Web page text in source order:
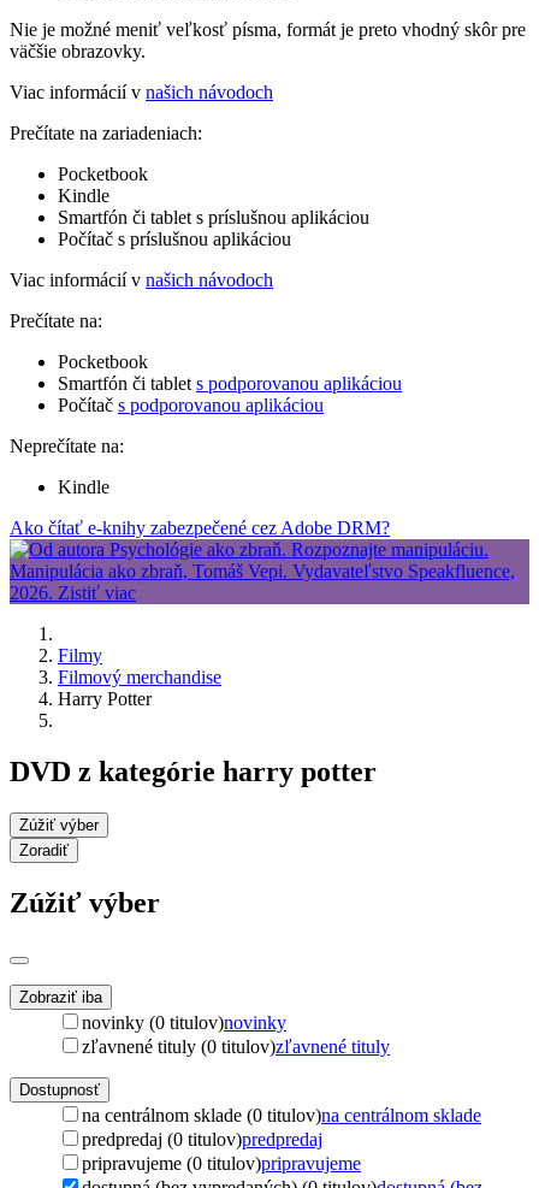
Nie je možné meniť veľkosť písma, formát je preto vhodný skôr pre
väčšie obrazovky.
Viac informácií v našich návodoch
Prečítate na zariadeniach:
Pocketbook
Kindle
Smartfón či tablet s príslušnou aplikáciou
Počítač s príslušnou aplikáciou
Viac informácií v našich návodoch
Prečítate na:
Pocketbook
Smartfón či tablet s podporovanou aplikáciou
Počítač s podporovanou aplikáciou
Neprečítate na:
Kindle
Ako čítať e-knihy zabezpečené cez Adobe DRM?
Filmy
Filmový merchandise
Harry Potter
DVD z kategórie harry potter
Zúžiť výber
Zoradiť
Zúžiť výber
Zobraziť iba
novinky (0 titulov)novinky
zľavnené tituly (0 titulov)zľavnené tituly
Dostupnosť
na centrálnom sklade (0 titulov)na centrálnom sklade
predpredaj (0 titulov)predpredaj
pripravujeme (0 titulov)pripravujeme